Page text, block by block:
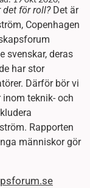
det för roll?Det är
Copenhagen
svenskar, deras
har stor
Därför bör vi
teknik- och
Rapporten
människor gör